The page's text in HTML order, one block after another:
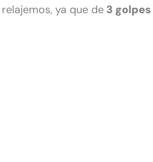
ya que de 3 golpes